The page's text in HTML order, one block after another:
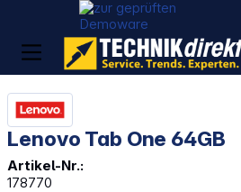
Lenovo Tab One 64GB
Artikel-Nr.:
178770